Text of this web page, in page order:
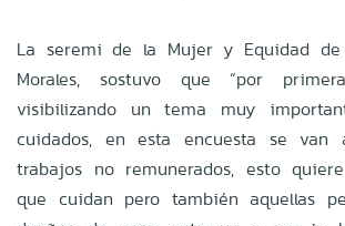
La seremi de la Mujer y Equidad de
Morales, sostuvo que “por
visibilizando un tema muy
cuidados, en esta encuesta se van
trabajos no remunerados, esto
que cuidan pero también aquellas